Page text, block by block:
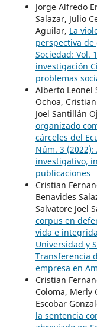
Jorge Alfredo
Salazar, Julio
Aguilar, La
perspectiva de
Sociedad: Vol.
investigación
problemas
Alberto Leonel
Ochoa,
Joel Santillán
organizado
cárceles del
Núm. 3
investigativo,
publicaciones
Cristian
Benavides
Salvatore Joel
corpus en
vida e
Universidad y
Transferencia
empresa en
Cristian
Coloma, Merly
Escobar
la sentencia